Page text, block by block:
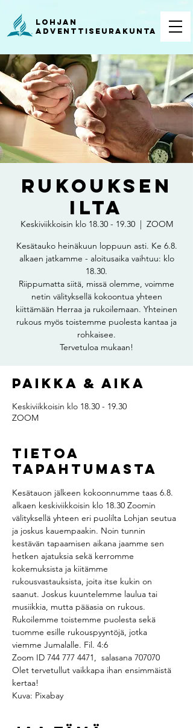
Lohjan
ADVENTTISEURAKUNTA
Rukouksen
ilta
Keskiviikkoisin klo 18.30 - 19.30
  |
ZOOM
Kesätauko heinäkuun loppuun asti. Ke 6.8.
alkaen jatkamme - aloitusaika vaihtuu: klo
18.30.
Riippumatta siitä, missä olemme, voimme
netin välityksellä kokoontua yhteen
kiittämään Herraa ja rukoilemaan. Yhteinen
rukous myös toistemme puolesta kantaa ja
rohkaisee.
Tervetuloa mukaan!
Paikka & aika
Keskiviikkoisin klo 18.30 - 19.30
ZOOM
Tietoa
tapahtumasta
Kesätauon jälkeen kokoonnumme taas 6.8.
alkaen keskiviikkoisin klo 18.30 Zoomin
välityksellä yhteen eri puolilta Lohjan seutua
ja joskus kauempaakin. Noin tunnin
kestävän tapaamisen aikana jaamme sen
hetken ajatuksia sekä kerromme
kokemuksista ja kiitämme
rukousvastauksista, joita itse kukin on
saanut. Joskus kuuntelemme laulua tai
musiikkia, mutta pääasia on rukous.
Rukoilemme toistemme puolesta sekä
tuomme esille rukouspyyntöjä, jotka
viemme Jumalalle. Fil. 4:6
Zoom ID 744 777 4471,  salasana 707070
Olet tervetullut vaikkapa ihan ensimmäistä
kertaa!
Kuva: Pixabay